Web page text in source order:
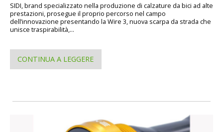
SIDI, brand specializzato nella produzione di calzature da bici ad alte
prestazioni, prosegue il proprio percorso nel campo
dell’innovazione presentando la Wire 3, nuova scarpa da strada che
unisce traspirabilità,...
CONTINUA A LEGGERE